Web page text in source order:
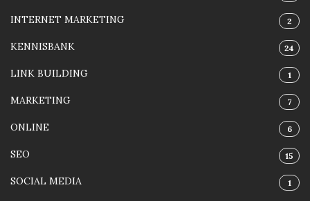
INTERNET MARKETING 2
KENNISBANK 24
LINK BUILDING 1
MARKETING 7
ONLINE 6
SEO 15
SOCIAL MEDIA 1